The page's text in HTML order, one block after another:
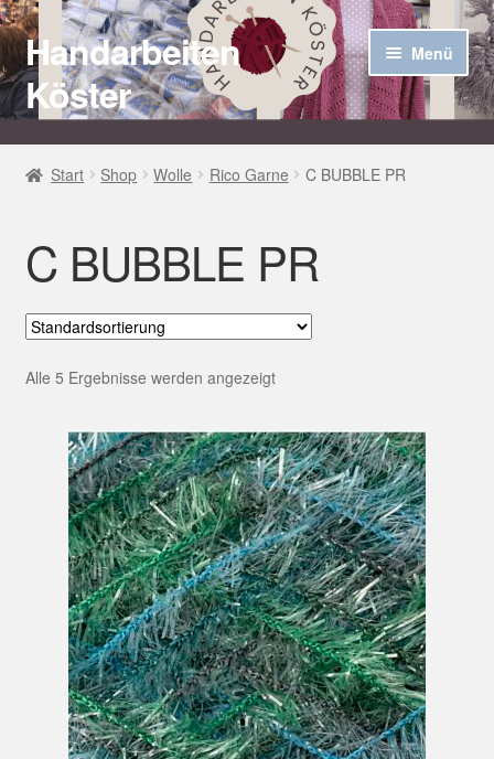
Zur
Navigation
springen
Zum
Inhalt
springen
Handarbeiten
Köster
Menü
Startseite
Aktuelles
Häkel Techniken
Shop
Kasse
Mein Konto
Start Shop Wolle Rico Garne C BUBBLE PR
C BUBBLE PR
Alle 5 Ergebnisse werden angezeigt